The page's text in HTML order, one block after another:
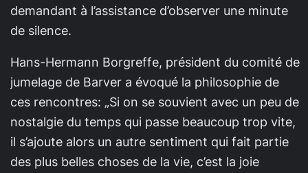
demandant à l’assistance d’observer une minute
de silence.
Hans-Hermann Borgreffe, président du comité de
jumelage de Barver a évoqué la philosophie de
ces rencontres: „Si on se souvient avec un peu de
nostalgie du temps qui passe beaucoup trop vite,
il s’ajoute alors un autre sentiment qui fait partie
des plus belles choses de la vie, c’est la joie